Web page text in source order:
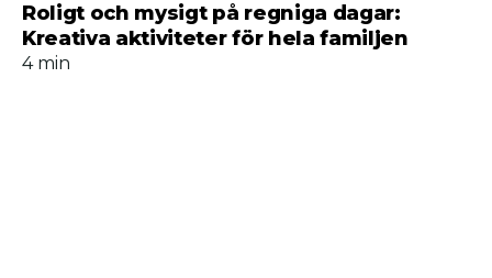
Roligt och mysigt på regniga dagar:
Kreativa aktiviteter för hela familjen
4 min